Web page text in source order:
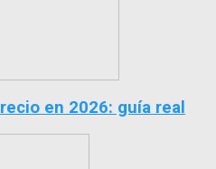
en 2026: guía real